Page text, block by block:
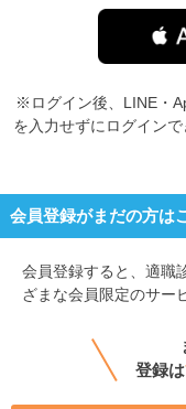
※ログイン後、LINE・
を入力せずにログイン
会員登録がまだの方は
会員登録すると、 適職
ざまな会員限定のサー
登録は